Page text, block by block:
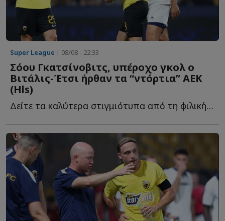
Super League | 08/08 - 22:33
Σόου Γκατσίνοβιτς, υπέροχο γκολ ο
Βιτάλις-Έτσι ήρθαν τα “ντόρτια” ΑΕΚ
(Ηls)
Δείτε τα καλύτερα στιγμιότυπα από τη φιλική νίκη της Έ...